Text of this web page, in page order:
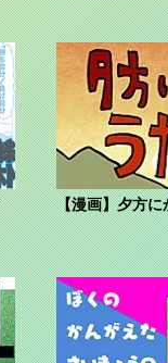
【漫画】夕方に